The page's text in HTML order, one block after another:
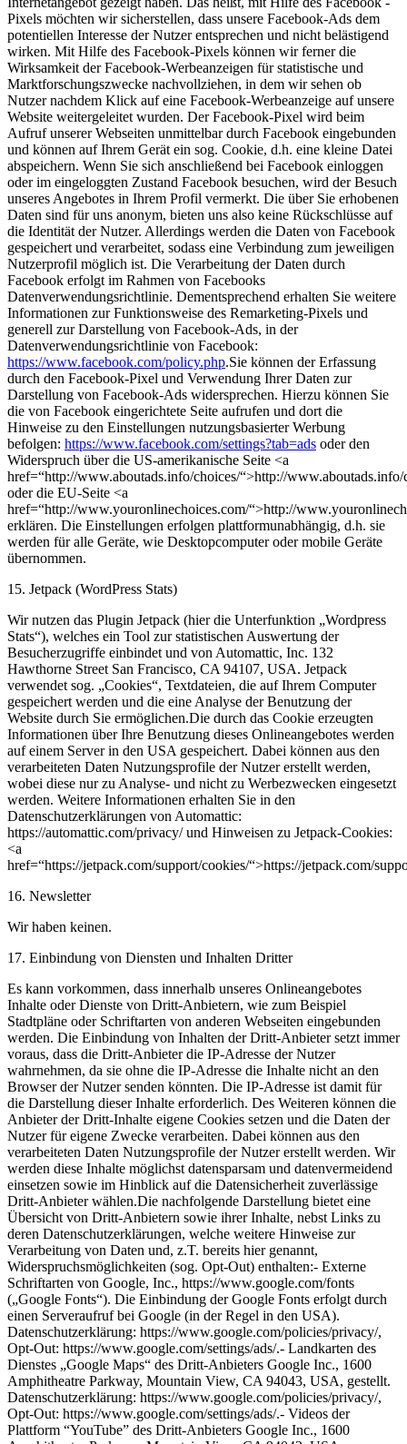
Pixels möchten wir sicherstellen, dass unsere Facebook-Ads dem
potentiellen Interesse der Nutzer entsprechen und nicht belästigend
wirken. Mit Hilfe des Facebook-Pixels können wir ferner die
Wirksamkeit der Facebook-Werbeanzeigen für statistische und
Marktforschungszwecke nachvollziehen, in dem wir sehen ob
Nutzer nachdem Klick auf eine Facebook-Werbeanzeige auf unsere
Website weitergeleitet wurden. Der Facebook-Pixel wird beim
Aufruf unserer Webseiten unmittelbar durch Facebook eingebunden
und können auf Ihrem Gerät ein sog. Cookie, d.h. eine kleine Datei
abspeichern. Wenn Sie sich anschließend bei Facebook einloggen
oder im eingeloggten Zustand Facebook besuchen, wird der Besuch
unseres Angebotes in Ihrem Profil vermerkt. Die über Sie erhobenen
Daten sind für uns anonym, bieten uns also keine Rückschlüsse auf
die Identität der Nutzer. Allerdings werden die Daten von Facebook
gespeichert und verarbeitet, sodass eine Verbindung zum jeweiligen
Nutzerprofil möglich ist. Die Verarbeitung der Daten durch
Facebook erfolgt im Rahmen von Facebooks
Datenverwendungsrichtlinie. Dementsprechend erhalten Sie weitere
Informationen zur Funktionsweise des Remarketing-Pixels und
generell zur Darstellung von Facebook-Ads, in der
Datenverwendungsrichtlinie von Facebook:
https://www.facebook.com/policy.php.Sie können der Erfassung
durch den Facebook-Pixel und Verwendung Ihrer Daten zur
Darstellung von Facebook-Ads widersprechen. Hierzu können Sie
die von Facebook eingerichtete Seite aufrufen und dort die
Hinweise zu den Einstellungen nutzungsbasierter Werbung
befolgen: https://www.facebook.com/settings?tab=ads oder den
Widerspruch über die US-amerikanische Seite <a
href=“http://www.aboutads.info/choices/“>http://www.aboutads.info/
oder die EU-Seite <a
href=“http://www.youronlinechoices.com/“>http://
erklären. Die Einstellungen erfolgen plattformunabhängig, d.h. sie
werden für alle Geräte, wie Desktopcomputer oder mobile Geräte
übernommen.
15. Jetpack (WordPress Stats)
Wir nutzen das Plugin Jetpack (hier die Unterfunktion „Wordpress
Stats“), welches ein Tool zur statistischen Auswertung der
Besucherzugriffe einbindet und von Automattic, Inc. 132
Hawthorne Street San Francisco, CA 94107, USA. Jetpack
verwendet sog. „Cookies“, Textdateien, die auf Ihrem Computer
gespeichert werden und die eine Analyse der Benutzung der
Website durch Sie ermöglichen.Die durch das Cookie erzeugten
Informationen über Ihre Benutzung dieses Onlineangebotes werden
auf einem Server in den USA gespeichert. Dabei können aus den
verarbeiteten Daten Nutzungsprofile der Nutzer erstellt werden,
wobei diese nur zu Analyse- und nicht zu Werbezwecken eingesetzt
werden. Weitere Informationen erhalten Sie in den
Datenschutzerklärungen von Automattic:
https://automattic.com/privacy/ und Hinweisen zu Jetpack-Cookies:
<a
href=“https://jetpack.com/support/cookies/“>https://jetpack.com/
16. Newsletter
Wir haben keinen.
17. Einbindung von Diensten und Inhalten Dritter
Es kann vorkommen, dass innerhalb unseres Onlineangebotes
Inhalte oder Dienste von Dritt-Anbietern, wie zum Beispiel
Stadtpläne oder Schriftarten von anderen Webseiten eingebunden
werden. Die Einbindung von Inhalten der Dritt-Anbieter setzt immer
voraus, dass die Dritt-Anbieter die IP-Adresse der Nutzer
wahrnehmen, da sie ohne die IP-Adresse die Inhalte nicht an den
Browser der Nutzer senden könnten. Die IP-Adresse ist damit für
die Darstellung dieser Inhalte erforderlich. Des Weiteren können die
Anbieter der Dritt-Inhalte eigene Cookies setzen und die Daten der
Nutzer für eigene Zwecke verarbeiten. Dabei können aus den
verarbeiteten Daten Nutzungsprofile der Nutzer erstellt werden. Wir
werden diese Inhalte möglichst datensparsam und datenvermeidend
einsetzen sowie im Hinblick auf die Datensicherheit zuverlässige
Dritt-Anbieter wählen.Die nachfolgende Darstellung bietet eine
Übersicht von Dritt-Anbietern sowie ihrer Inhalte, nebst Links zu
deren Datenschutzerklärungen, welche weitere Hinweise zur
Verarbeitung von Daten und, z.T. bereits hier genannt,
Widerspruchsmöglichkeiten (sog. Opt-Out) enthalten:- Externe
Schriftarten von Google, Inc., https://www.google.com/fonts
(„Google Fonts“). Die Einbindung der Google Fonts erfolgt durch
einen Serveraufruf bei Google (in der Regel in den USA).
Datenschutzerklärung: https://www.google.com/policies/privacy/,
Opt-Out: https://www.google.com/settings/ads/.- Landkarten des
Dienstes „Google Maps“ des Dritt-Anbieters Google Inc., 1600
Amphitheatre Parkway, Mountain View, CA 94043, USA, gestellt.
Datenschutzerklärung: https://www.google.com/policies/privacy/,
Opt-Out: https://www.google.com/settings/ads/.- Videos der
Plattform “YouTube” des Dritt-Anbieters Google Inc., 1600